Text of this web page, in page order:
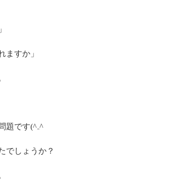
すか」
です(^₋^ゞ
でしょうか？